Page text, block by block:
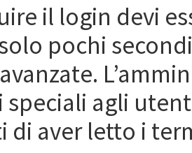
il login devi
pochi
speciali agli
di aver letto i